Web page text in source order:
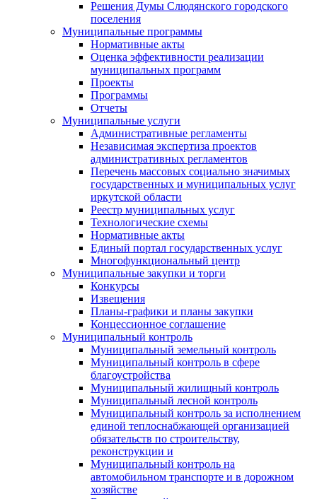
Решения Думы Слюдянского городского
поселения
Муниципальные программы
Нормативные акты
Оценка эффективности реализации
муниципальных программ
Проекты
Программы
Отчеты
Муниципальные услуги
Административные регламенты
Независимая экспертиза проектов
административных регламентов
Перечень массовых социально значимых
государственных и муниципальных услуг
иркутской области
Реестр муниципальных услуг
Технологические схемы
Нормативные акты
Единый портал государственных услуг
Многофункциональный центр
Муниципальные закупки и торги
Конкурсы
Извещения
Планы-графики и планы закупки
Концессионное соглашение
Муниципальный контроль
Муниципальный земельный контроль
Муниципальный контроль в сфере
благоустройства
Муниципальный жилищный контроль
Муниципальный лесной контроль
Муниципальный контроль за исполнением
единой теплоснабжающей организацией
обязательств по строительству,
реконструкции и
Муниципальный контроль на
автомобильном транспорте и в дорожном
хозяйстве